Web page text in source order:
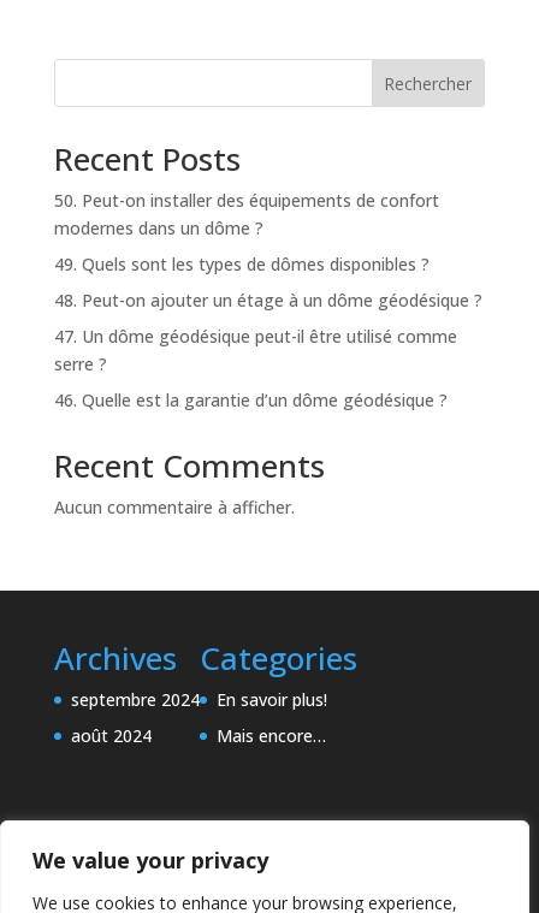
We value your privacy
We use cookies to enhance your browsing experience,
Rechercher
Recent Posts
50. Peut-on installer des équipements de confort
modernes dans un dôme ?
49. Quels sont les types de dômes disponibles ?
48. Peut-on ajouter un étage à un dôme géodésique ?
47. Un dôme géodésique peut-il être utilisé comme
serre ?
46. Quelle est la garantie d’un dôme géodésique ?
Recent Comments
Aucun commentaire à afficher.
Archives
septembre 2024
août 2024
Categories
En savoir plus!
Mais encore…